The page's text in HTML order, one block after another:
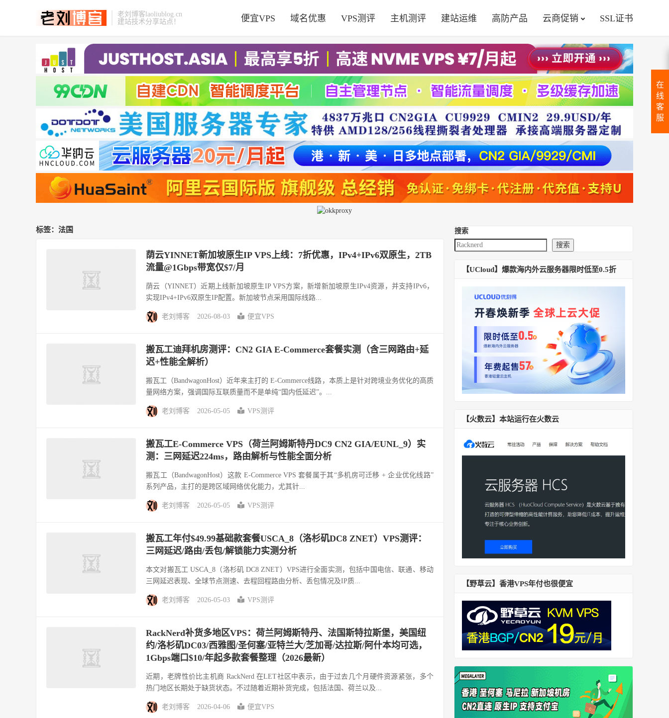
老刘博客laoliublog.cn
建站技术分享站点！
便宜VPS 域名优惠 VPS测评 主机测评 建站运维 高防产品 云商促销 SSL证书
标签：法国
荫云YINNET新加坡原生IP VPS上线：7折优惠，IPv4+IPv6双原生，2TB
流量@1Gbps带宽仅$7/月
荫云（YINNET）近期上线新加坡原生IP VPS方案，新增新加坡原生IPv4资源，并支持IPv6，
实现IPv4+IPv6双原生IP配置。新加坡节点采用国际线路...
老刘博客 2026-08-03 便宜VPS
搬瓦工迪拜机房测评：CN2 GIA E-Commerce套餐实测（含三网路由+延
迟+性能全解析）
搬瓦工（BandwagonHost）近年来主打的 E-Commerce线路，本质上是针对跨境业务优化的高质
量网络方案，强调国际互联质量而不是单纯“国内低延迟”。...
老刘博客 2026-05-05 VPS测评
搬瓦工E-Commerce VPS（荷兰阿姆斯特丹DC9 CN2 GIA/EUNL_9）实
测：三网延迟224ms，路由解析与性能全面分析
搬瓦工（BandwagonHost）这款 E-Commerce VPS 套餐属于其“多机房可迁移 + 企业优化线路”
系列产品，主打的是跨区域网络优化能力，尤其针...
老刘博客 2026-05-05 VPS测评
搬瓦工年付$49.99基础款套餐USCA_8（洛杉矶DC8 ZNET）VPS测评：
三网延迟/路由/丢包/解锁能力实测分析
本文对搬瓦工 USCA_8（洛杉矶 DC8 ZNET）VPS进行全面实测，包括中国电信、联通、移动
三网延迟表现、全球节点测速、去程回程路由分析、丢包情况及IP质...
老刘博客 2026-05-03 VPS测评
RackNerd补货多地区VPS：荷兰阿姆斯特丹、法国斯特拉斯堡，美国纽
约/洛杉矶DC03/西雅图/圣何塞/亚特兰大/芝加哥/达拉斯/阿什本均可选，
1Gbps端口$10/年起多款套餐整理（2026最新）
近期，老牌性价比主机商 RackNerd 在LET社区中表示，由于过去几个月硬件资源紧张，多个
热门地区长期处于缺货状态。不过随着近期补货完成，包括法国、荷兰以及...
老刘博客 2026-04-06 便宜VPS
搜索
搜索
【UCloud】爆款海内外云服务器限时低至0.5折
【火数云】本站运行在火数云
【野草云】香港VPS年付也很便宜
在
线
客
服